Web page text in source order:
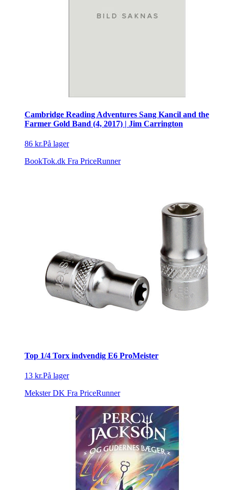
Cambridge Reading Adventures Sang Kancil and the
Farmer Gold Band (4, 2017) | Jim Carrington
86 kr.På lager
BookTok.dk Fra PriceRunner
Top 1/4 Torx indvendig E6 ProMeister
13 kr.På lager
Mekster DK Fra PriceRunner